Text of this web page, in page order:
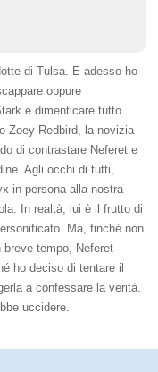
di Tulsa. E adesso ho
oppure
e dimenticare tutto.
Zoey Redbird, la novizia
di contrastare Neferet e
Agli occhi di tutti,
in persona alla nostra
In realtà, lui è il frutto di
Ma, finché non
tempo, Neferet
ho deciso di tentare il
a confessare la verità.
uccidere.